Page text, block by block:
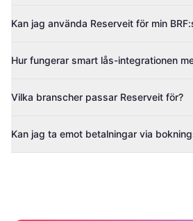
Kan jag använda Reserveit för min
Hur fungerar smart lås-integrationen
Vilka branscher passar Reserveit för?
Kan jag ta emot betalningar via